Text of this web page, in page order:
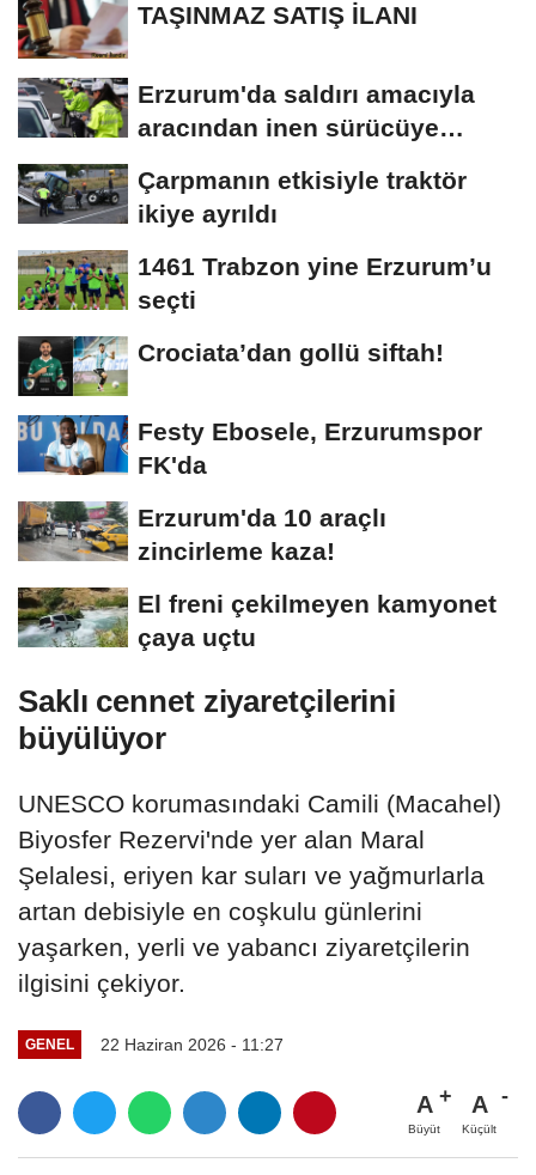
TAŞINMAZ SATIŞ İLANI
Erzurum'da saldırı amacıyla
aracından inen sürücüye
Çarpmanın etkisiyle traktör
ikiye ayrıldı
1461 Trabzon yine Erzurum’u
seçti
Crociata’dan gollü siftah!
Festy Ebosele, Erzurumspor
FK'da
Erzurum'da 10 araçlı
zincirleme kaza!
El freni çekilmeyen kamyonet
çaya uçtu
Saklı cennet ziyaretçilerini
büyülüyor
UNESCO korumasındaki Camili (Macahel)
Biyosfer Rezervi'nde yer alan Maral
Şelalesi, eriyen kar suları ve yağmurlarla
artan debisiyle en coşkulu günlerini
yaşarken, yerli ve yabancı ziyaretçilerin
ilgisini çekiyor.
GENEL 22 Haziran 2026 - 11:27
A
Büyüt
A
Küçült